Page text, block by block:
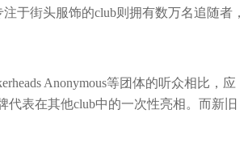
注于街头服饰的club则拥有数万名追随者，
Anonymous等团体的听众相比，应
表在其他club中的一次性亮相。而新旧